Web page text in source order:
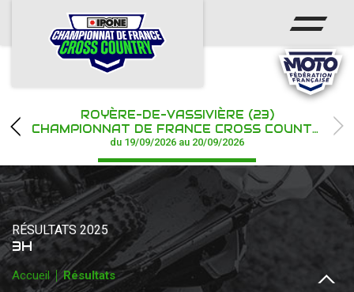
ACCUEIL
ACTUS
CHAMPIONNAT
RÉSULTATS
PHOTOS / WEB TV
PARTENAIRES
ROYÈRE-DE-VASSIVIÈRE (23)
CHAMPIONNAT DE FRANCE CROSS COUNTRY IPONE
du 19/09/2026 au 20/09/2026
RÉSULTATS 2025
3H
Accueil Résultats